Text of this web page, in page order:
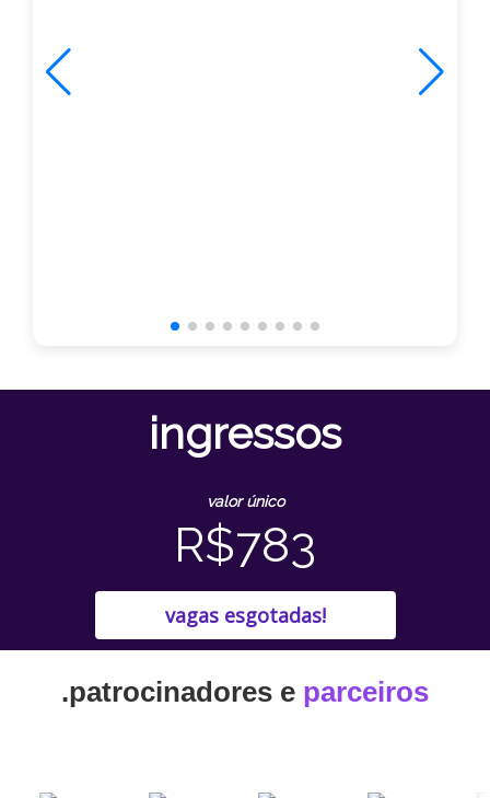
ingressos
valor único
R$783
vagas esgotadas!
.patrocinadores e parceiros